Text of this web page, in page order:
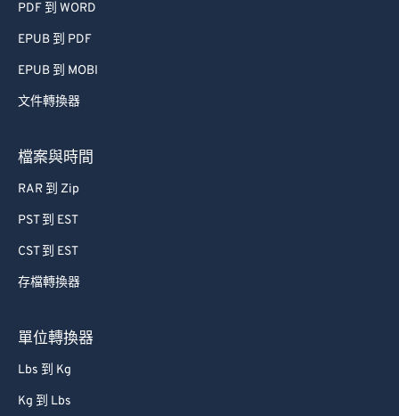
PDF 到 WORD
EPUB 到 PDF
EPUB 到 MOBI
文件轉換器
檔案與時間
RAR 到 Zip
PST 到 EST
CST 到 EST
存檔轉換器
單位轉換器
Lbs 到 Kg
Kg 到 Lbs